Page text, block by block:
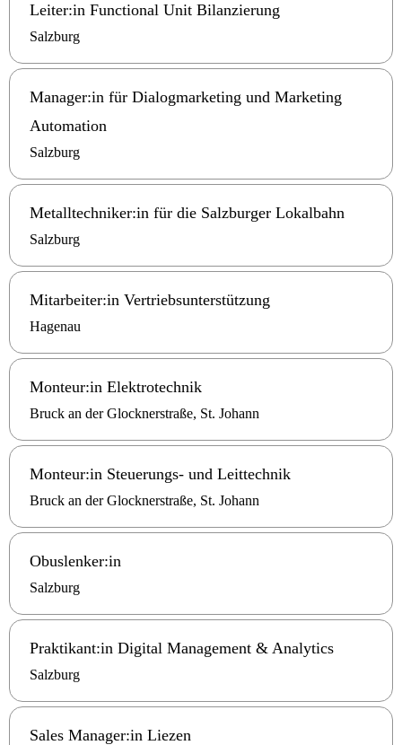
Leiter:in Functional Unit Bilanzierung
Salzburg
Manager:in für Dialogmarketing und Marketing
Automation
Salzburg
Metalltechniker:in für die Salzburger Lokalbahn
Salzburg
Mitarbeiter:in Vertriebsunterstützung
Hagenau
Monteur:in Elektrotechnik
Bruck an der Glocknerstraße, St. Johann
Monteur:in Steuerungs- und Leittechnik
Bruck an der Glocknerstraße, St. Johann
Obuslenker:in
Salzburg
Praktikant:in Digital Management & Analytics
Salzburg
Sales Manager:in Liezen